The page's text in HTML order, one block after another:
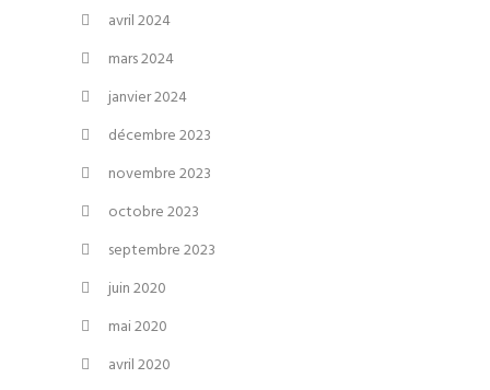
avril 2024
mars 2024
janvier 2024
décembre 2023
novembre 2023
octobre 2023
septembre 2023
juin 2020
mai 2020
avril 2020